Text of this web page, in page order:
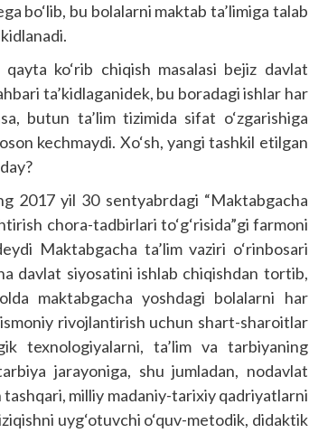
bo‘lib, bu bolalarni maktab ta’limiga talab
ko‘rib chiqish masalasi bejiz davlat
ta’kidlaganidek, bu boradagi ishlar har
butun ta’lim tizimida sifat o‘zgarishiga
kechmaydi. Xo‘sh, yangi tashkil etilgan
2017 yil 30 sentyabrdagi “Maktabgacha
chora-tadbirlari to‘g‘risida”gi farmoni
Maktabgacha ta’lim vaziri o‘rinbosari
davlat siyosatini ishlab chiqishdan tortib,
maktabgacha yoshdagi bolalarni har
rivojlantirish uchun shart-sharoitlar
texnologiyalarni, ta’lim va tarbiyaning
jarayoniga, shu jumladan, nodavlat
milliy madaniy-tarixiy qadriyatlarni
uyg‘otuvchi o‘quv-metodik, didaktik